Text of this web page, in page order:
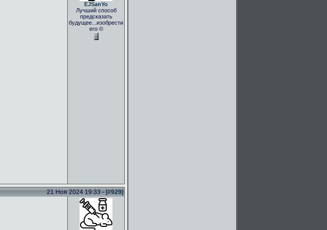
EJSanYo
Лучший способ
предсказать
будущее...изобрести
его ©
21 Ноя 2024 19:33 - [#929]